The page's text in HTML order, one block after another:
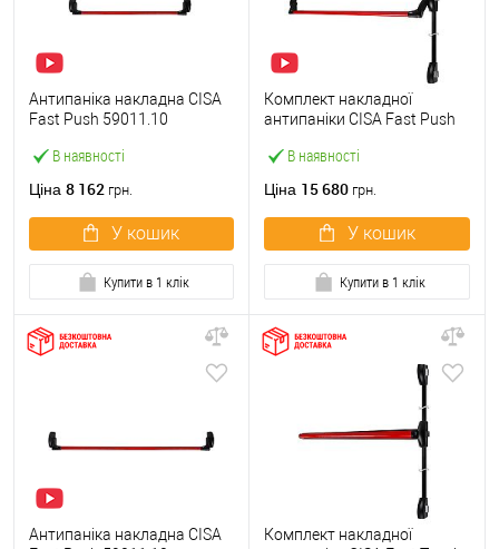
В наявності
Антипаніка накладна CISA
Fast Push 59011.10
штангою 900 мм червона
Ціна 8 162 грн.
У кошик
Купити в 1 клік
В наявності
Комплект накладної
антипаніки CISA Fast Push
точковий вбік червона
Ціна 15 680 грн.
У кошик
Купити в 1 клік
Антипаніка накладна CISA
Комплект накладної